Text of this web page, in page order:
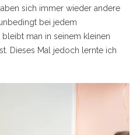
sich immer wieder andere
bei jedem
man in seinem kleinen
Dieses Mal jedoch lernte ich